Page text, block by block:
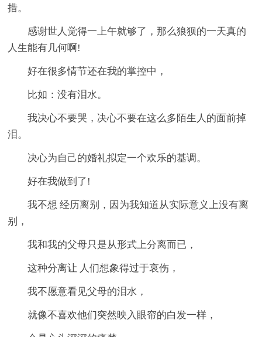
措。
感谢世人觉得一上午就够了，那么狼狈的一天真的
人生能有几何啊!
好在很多情节还在我的掌控中，
比如：没有泪水。
我决心不要哭，决心不要在这么多陌生人的面前掉
泪。
决心为自己的婚礼拟定一个欢乐的基调。
好在我做到了!
我不想 经历离别，因为我知道从实际意义上没有离
别，
我和我的父母只是从形式上分离而已，
这种分离让 人们想象得过于哀伤，
我不愿意看见父母的泪水，
就像不喜欢他们突然映入眼帘的白发一样，